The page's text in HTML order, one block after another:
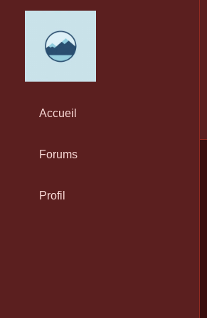
Accueil
Forums
Profil